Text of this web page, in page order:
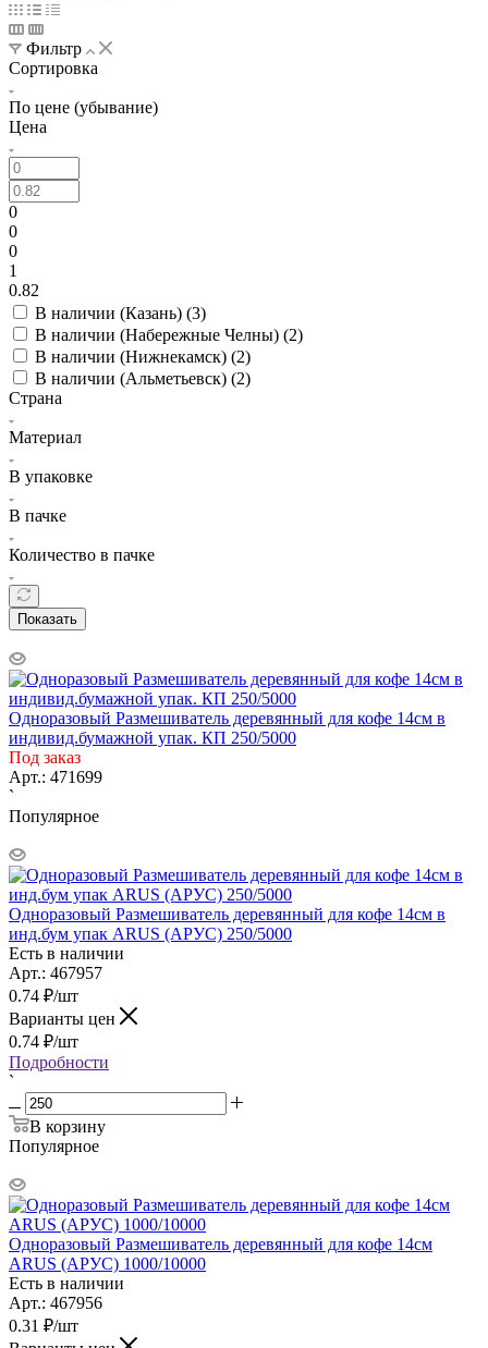
Фильтр
Сортировка
По цене (убывание)
Цена
0
0
0
1
0.82
В наличии (Казань) (3)
В наличии (Набережные Челны) (2)
В наличии (Нижнекамск) (2)
В наличии (Альметьевск) (2)
Страна
Материал
В упаковке
В пачке
Количество в пачке
Показать
Одноразовый Размешиватель деревянный для кофе 14см в
индивид.бумажной упак. КП 250/5000
Под заказ
Арт.: 471699
`
Популярное
Одноразовый Размешиватель деревянный для кофе 14см в
инд.бум упак ARUS (АРУС) 250/5000
Есть в наличии
Арт.: 467957
0.74 ₽/шт
Варианты цен
0.74 ₽/шт
Подробности
`
В корзину
Популярное
Одноразовый Размешиватель деревянный для кофе 14см
ARUS (АРУС) 1000/10000
Есть в наличии
Арт.: 467956
0.31 ₽/шт